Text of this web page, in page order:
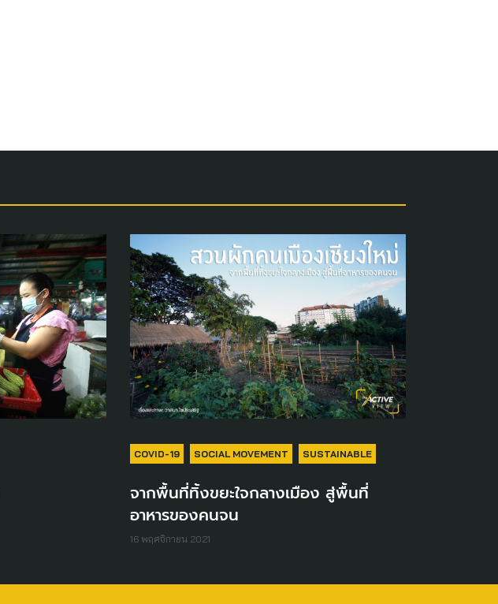
COVID-19 SOCIAL MOVEMENT SUSTAINABLE
จากพื้นที่ทิ้งขยะใจกลางเมือง สู่พื้นที่
อาหารของคนจน
16 พฤศจิกายน 2021